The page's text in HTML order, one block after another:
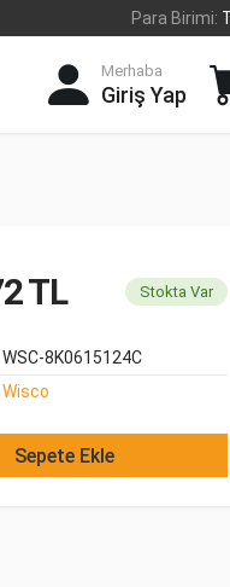
Para Birimi:
Merhaba
Giriş Yap
TL Stokta Var
WSC-8K0615124C
Wisco
Sepete Ekle